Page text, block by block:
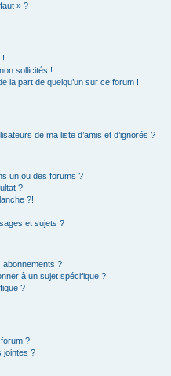
» ?
!
sollicités !
la part de quelqu’un sur ce forum !
de ma liste d’amis et d’ignorés ?
un ou des forums ?
?
?!
et sujets ?
abonnements ?
à un sujet spécifique ?
?
?
jointes ?